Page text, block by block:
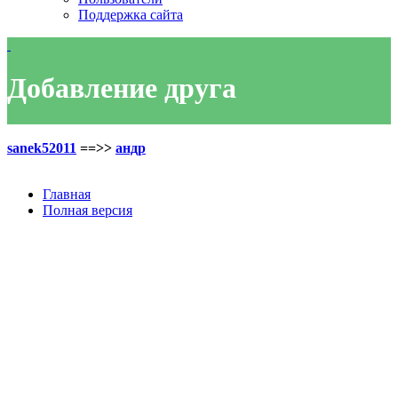
Поддержка сайта
Добавление друга
sanek52011 ==>> андр
Главная
Полная версия